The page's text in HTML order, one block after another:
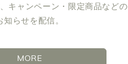
キャンペーン・限定商品などの
知らせを配信。
MORE